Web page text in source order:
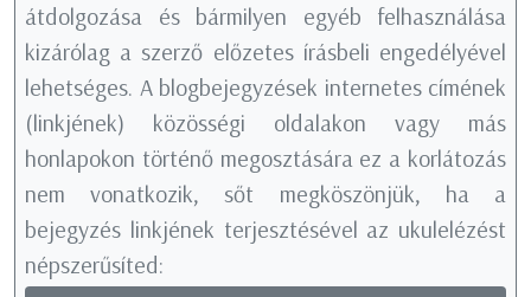
átdolgozása és bármilyen egyéb felhasználása
kizárólag a szerző előzetes írásbeli engedélyével
lehetséges. A blogbejegyzések internetes címének
(linkjének) közösségi oldalakon vagy más
honlapokon történő megosztására ez a korlátozás
nem vonatkozik, sőt megköszönjük, ha a
bejegyzés linkjének terjesztésével az ukulelézést
népszerűsíted: